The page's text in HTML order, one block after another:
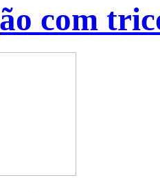
com